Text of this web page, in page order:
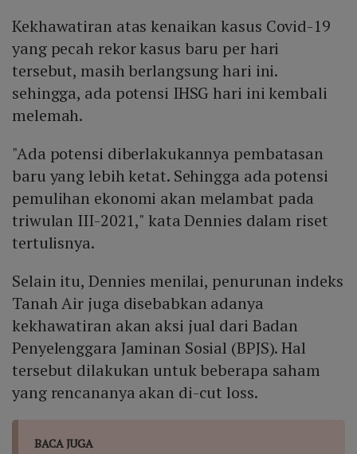
Kekhawatiran atas kenaikan kasus Covid-19
yang pecah rekor kasus baru per hari
tersebut, masih berlangsung hari ini.
sehingga, ada potensi IHSG hari ini kembali
melemah.
"Ada potensi diberlakukannya pembatasan
baru yang lebih ketat. Sehingga ada potensi
pemulihan ekonomi akan melambat pada
triwulan III-2021," kata Dennies dalam riset
tertulisnya.
Selain itu, Dennies menilai, penurunan indeks
Tanah Air juga disebabkan adanya
kekhawatiran akan aksi jual dari Badan
Penyelenggara Jaminan Sosial (BPJS). Hal
tersebut dilakukan untuk beberapa saham
yang rencananya akan di-cut loss.
BACA JUGA